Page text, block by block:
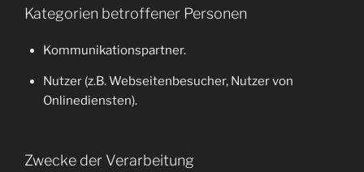
Kategorien betroffener Personen
Kommunikationspartner.
Nutzer (z.B. Webseitenbesucher, Nutzer von
Onlinediensten).
Zwecke der Verarbeitung